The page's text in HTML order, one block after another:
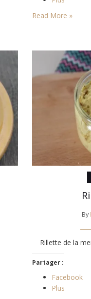
Read More »
By
Rillette de la
Partager :
Facebook
Plus